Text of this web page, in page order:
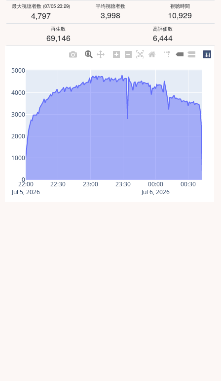
最大視聴者数 (07/05 23:29)
4,797
平均視聴者数
3,998
視聴時間
10,929
再生数
69,146
高評価数
6,444
22:00
Jul 5, 2026
22:30 23:00 23:30 00:00
Jul 6, 2026
00:30
0
1000
2000
3000
4000
5000